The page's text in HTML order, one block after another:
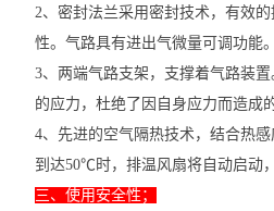
2、密封法兰采用密封技术，有效
性。气路具有进出气微量可调功能。
3、两端气路支架，支撑着气路装
的应力，杜绝了因自身应力而造成
4、先进的空气隔热技术，结合热
到达50℃时，排温风扇将自动启动
三、使用安全性；